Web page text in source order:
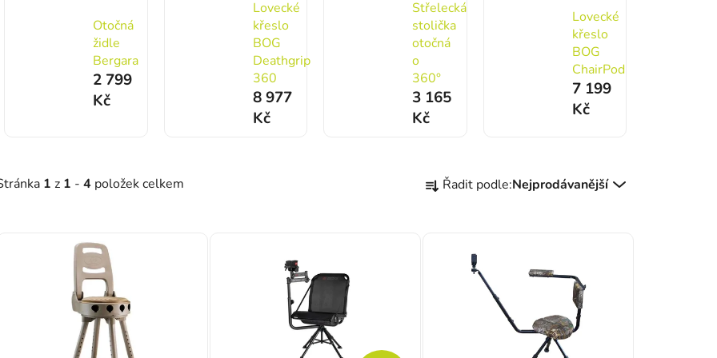
Otočná
židle
Bergara
2 799
Kč
Lovecké
křeslo
BOG
Deathgrip
360
8 977
Kč
Střelecká
stolička
otočná
o
360°
3 165
Kč
Lovecké
křeslo
BOG
ChairPod
7 199
Kč
1 z 1 - 4 položek celkem Řazení produktů
Řadit podle:Nejprodávanější